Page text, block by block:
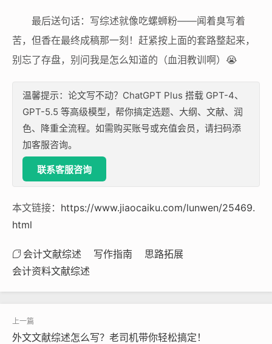
最后送句话：写综述就像吃螺蛳粉——闻着臭写着
苦，但香在最终成稿那一刻！赶紧按上面的套路整起来，
别忘了存盘，别问我是怎么知道的（血泪教训啊）😭
温馨提示：论文写不动？ChatGPT Plus 搭载 GPT-4、
GPT-5.5 等高级模型，帮你搞定选题、大纲、文献、润
色、降重全流程。如需购买账号或充值会员，请扫码添
加客服咨询。
联系客服咨询
本文链接： https://www.jiaocaiku.com/lunwen/25469.
html
会计文献综述 写作指南
思路拓展
会计资料文献综述
外文文献综述怎么写？老司机带你轻松搞定！